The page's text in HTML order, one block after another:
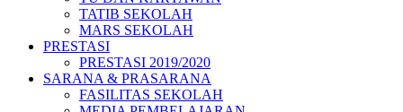
TATIB SEKOLAH
MARS SEKOLAH
PRESTASI
PRESTASI 2019/2020
SARANA & PRASARANA
FASILITAS SEKOLAH